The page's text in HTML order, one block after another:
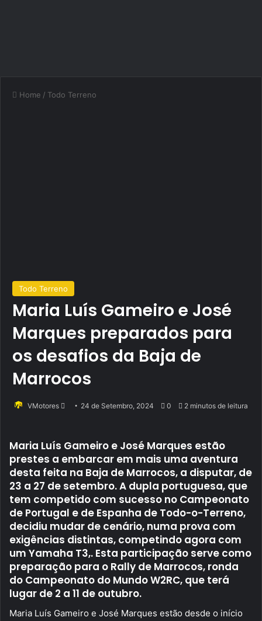
Home / Todo Terreno
Todo Terreno
Maria Luís Gameiro e José
Marques preparados para
os desafios da Baja de
Marrocos
VMotores
Send 24 de Setembro, 2024 0 2 minutos de leitura
Maria Luís Gameiro e José Marques estão
prestes a embarcar em mais uma aventura
desta feita na Baja de Marrocos, a disputar, de
23 a 27 de setembro. A dupla portuguesa, que
tem competido com sucesso no Campeonato
de Portugal e de Espanha de Todo-o-Terreno,
decidiu mudar de cenário, numa prova com
exigências distintas, competindo agora com
um Yamaha T3,. Esta participação serve como
preparação para o Rally de Marrocos, ronda
do Campeonato do Mundo W2RC, que terá
lugar de 2 a 11 de outubro.
Maria Luís Gameiro e José Marques estão desde o início